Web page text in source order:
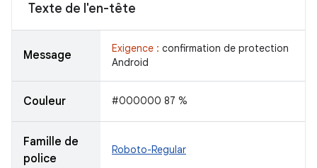
Texte de l'en-tête
Message Exigence : confirmation de protection
Android
Couleur #000000 87 %
Famille de
police
Roboto-Regular